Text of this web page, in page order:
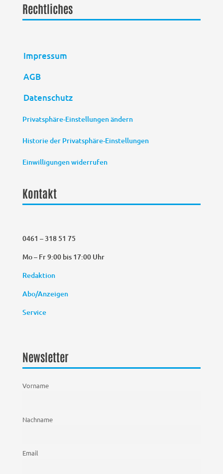
Rechtliches
Impressum
AGB
Datenschutz
Privatsphäre-Einstellungen ändern
Historie der Privatsphäre-Einstellungen
Einwilligungen widerrufen
Kontakt
0461 – 318 51 75
Mo – Fr 9:00 bis 17:00 Uhr
Redaktion
Abo/Anzeigen
Service
Newsletter
Vorname
Nachname
Email